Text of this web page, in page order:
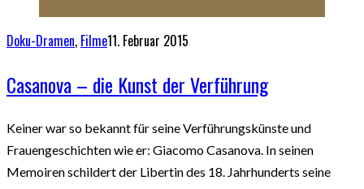
Doku-Dramen, Filme11. Februar 2015
Casanova – die Kunst der Verführung
Keiner war so bekannt für seine Verführungskünste und
Frauengeschichten wie er: Giacomo Casanova. In seinen
Memoiren schildert der Libertin des 18. Jahrhunderts seine